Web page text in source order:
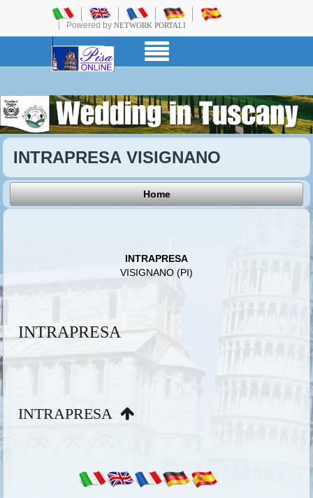
Powered by NETWORK PORTALI
INTRAPRESA VISIGNANO
Home
INTRAPRESA
VISIGNANO (PI)
INTRAPRESA
INTRAPRESA